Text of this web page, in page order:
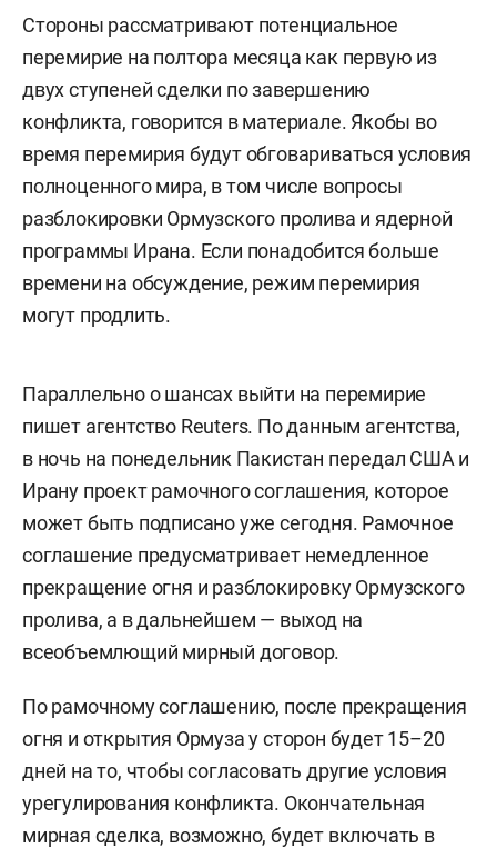
Стороны рассматривают потенциальное
перемирие на полтора месяца как первую из
двух ступеней сделки по завершению
конфликта, говорится в материале. Якобы во
время перемирия будут обговариваться условия
полноценного мира, в том числе вопросы
разблокировки Ормузского пролива и ядерной
программы Ирана. Если понадобится больше
времени на обсуждение, режим перемирия
могут продлить.
Параллельно о шансах выйти на перемирие
пишет агентство Reuters. По данным агентства,
в ночь на понедельник Пакистан передал США и
Ирану проект рамочного соглашения, которое
может быть подписано уже сегодня. Рамочное
соглашение предусматривает немедленное
прекращение огня и разблокировку Ормузского
пролива, а в дальнейшем — выход на
всеобъемлющий мирный договор.
По рамочному соглашению, после прекращения
огня и открытия Ормуза у сторон будет 15–20
дней на то, чтобы согласовать другие условия
урегулирования конфликта. Окончательная
мирная сделка, возможно, будет включать в